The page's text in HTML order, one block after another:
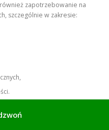
zapotrzebowanie na
szczególnie w zakresie:
na terenie Białegostoku, co
u klienta.